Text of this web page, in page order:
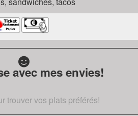
avec mes envies!
trouver vos plats préférés!